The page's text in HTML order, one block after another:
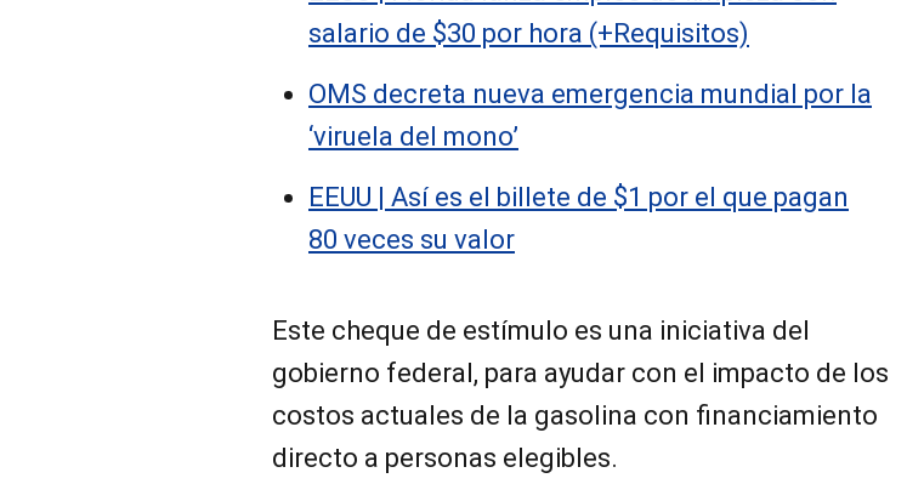
salario de $30 por hora (+Requisitos)
OMS decreta nueva emergencia mundial por la
‘viruela del mono’
EEUU | Así es el billete de $1 por el que pagan
80 veces su valor
Este cheque de estímulo es una iniciativa del
gobierno federal, para ayudar con el impacto de los
costos actuales de la gasolina con financiamiento
directo a personas elegibles.